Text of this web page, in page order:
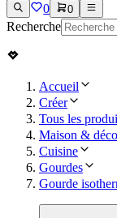
0 0
Recherche
Accueil
Créer
Tous les
Maison & déco
Cuisine
Gourdes
Gourde